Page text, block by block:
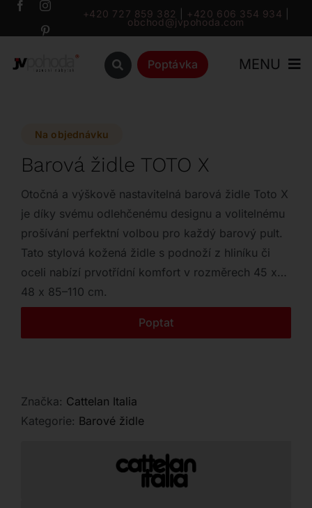
Přeskočit
+420 727 859 382 +420 606 354 934
obchod@jvpohoda.com
Poptávka MENU
Katalog
Značky
Outlet
Kontakt
Na objednávku
Barová židle TOTO X
Otočná a výškově nastavitelná barová židle Toto X
je díky svému odlehčenému designu a volitelnému
prošívání perfektní volbou pro každý barový pult.
Tato stylová kožená židle s podnoží z hliníku či
oceli nabízí prvotřídní komfort v rozměrech 45 x
48 x 85–110 cm.
Poptat
Značka: Cattelan Italia
Kategorie: Barové židle